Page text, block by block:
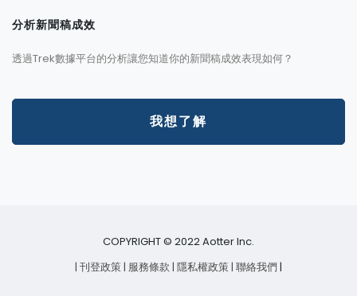
分析新聞稿成效
透過Trek數據平台的分析讓您知道你的新聞稿成效表現如何？
我想了解
COPYRIGHT © 2022 Aotter Inc.
| 刊登政策| 服務條款 | 隱私權政策| 聯絡我們 |